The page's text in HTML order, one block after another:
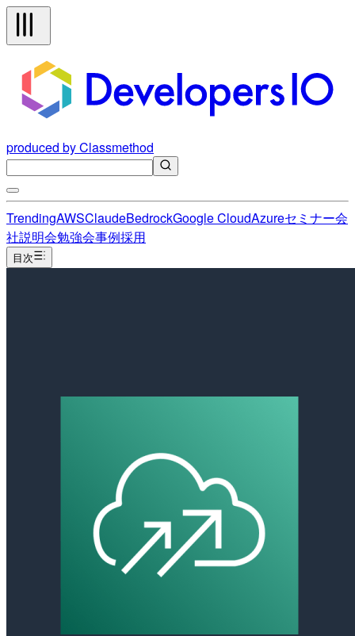
produced by Classmethod
TrendingAWSClaudeBedrockGoogle CloudAzureセミナー会
社説明会勉強会事例採用
目次